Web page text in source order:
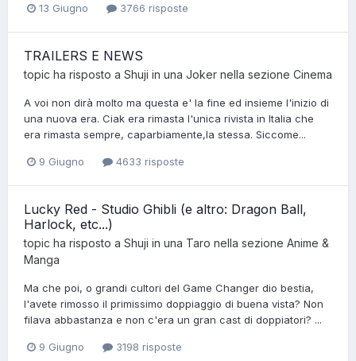
13 Giugno 3766 risposte
TRAILERS E NEWS
topic ha risposto a Shuji in una Joker nella sezione Cinema
A voi non dirà molto ma questa e' la fine ed insieme l'inizio di
una nuova era. Ciak era rimasta l'unica rivista in Italia che
era rimasta sempre, caparbiamente,la stessa. Siccome...
9 Giugno 4633 risposte
Lucky Red - Studio Ghibli (e altro: Dragon Ball,
Harlock, etc...)
topic ha risposto a Shuji in una Taro nella sezione Anime &
Manga
Ma che poi, o grandi cultori del Game Changer dio bestia,
l'avete rimosso il primissimo doppiaggio di buena vista? Non
filava abbastanza e non c'era un gran cast di doppiatori? ...
9 Giugno 3198 risposte